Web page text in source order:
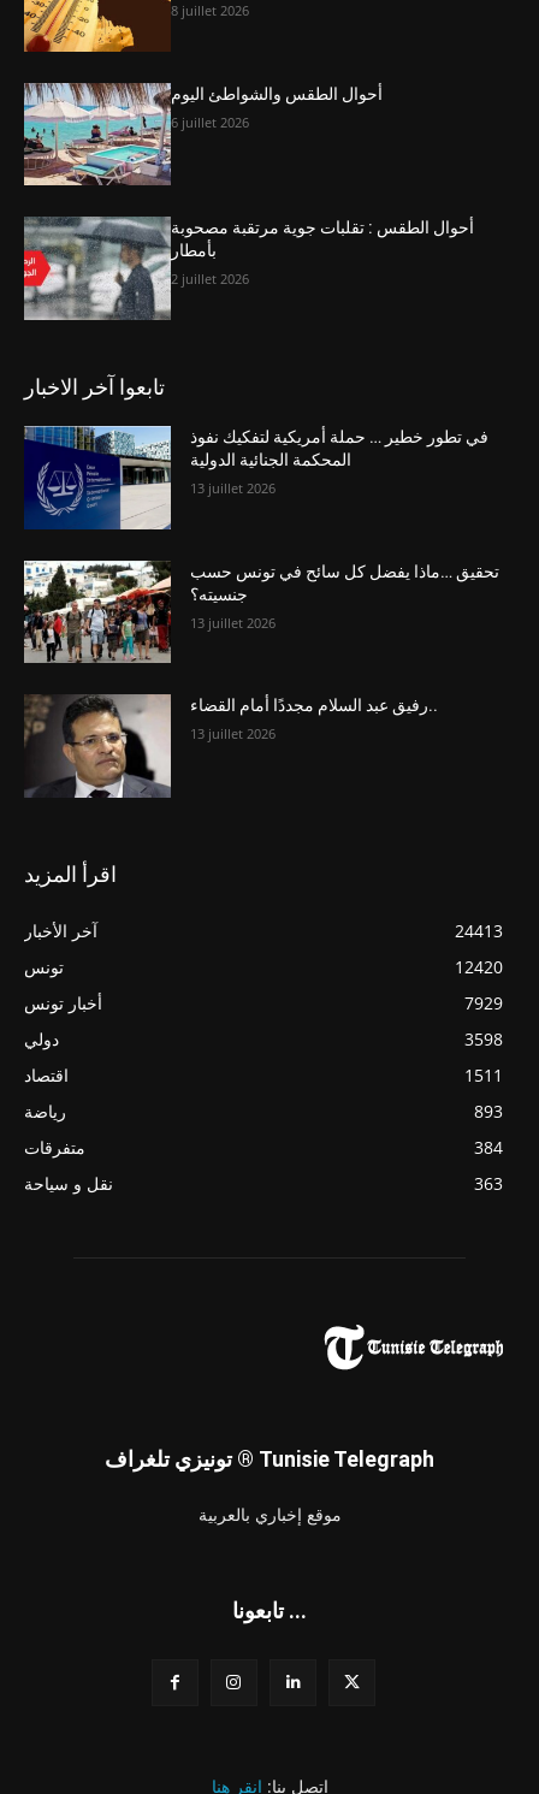
8 juillet 2026
أحوال الطقس والشواطئ اليوم
6 juillet 2026
أحوال الطقس : تقلبات جوية مرتقبة مصحوبة
بأمطار
2 juillet 2026
تابعوا آخر الاخبار
في تطور خطير … حملة أمريكية لتفكيك نفوذ
المحكمة الجنائية الدولية
13 juillet 2026
تحقيق …ماذا يفضل كل سائح في تونس حسب
جنسيته؟
13 juillet 2026
رفيق عبد السلام مجددًا أمام القضاء..
13 juillet 2026
اقرأ المزيد
آخر الأخبار
24413
تونس
12420
أخبار تونس
7929
دولي
3598
اقتصاد
1511
رياضة
893
متفرقات
384
نقل و سياحة
363
تونيزي تلغراف ® Tunisie Telegraph
موقع إخباري بالعربية
تابعونا ...
اتصل بنا: انقر هنا